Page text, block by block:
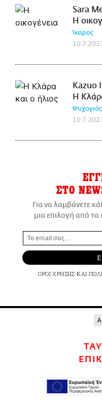
Sara
Η
Ίκαρος
Kazuo
Η
Ψυχογιός
ΣΤΟ
Για να λαμβάνετε
μια επιλογή από
ΟΡΟΙ ΧΡΗΣΗΣ ΚΑΙ